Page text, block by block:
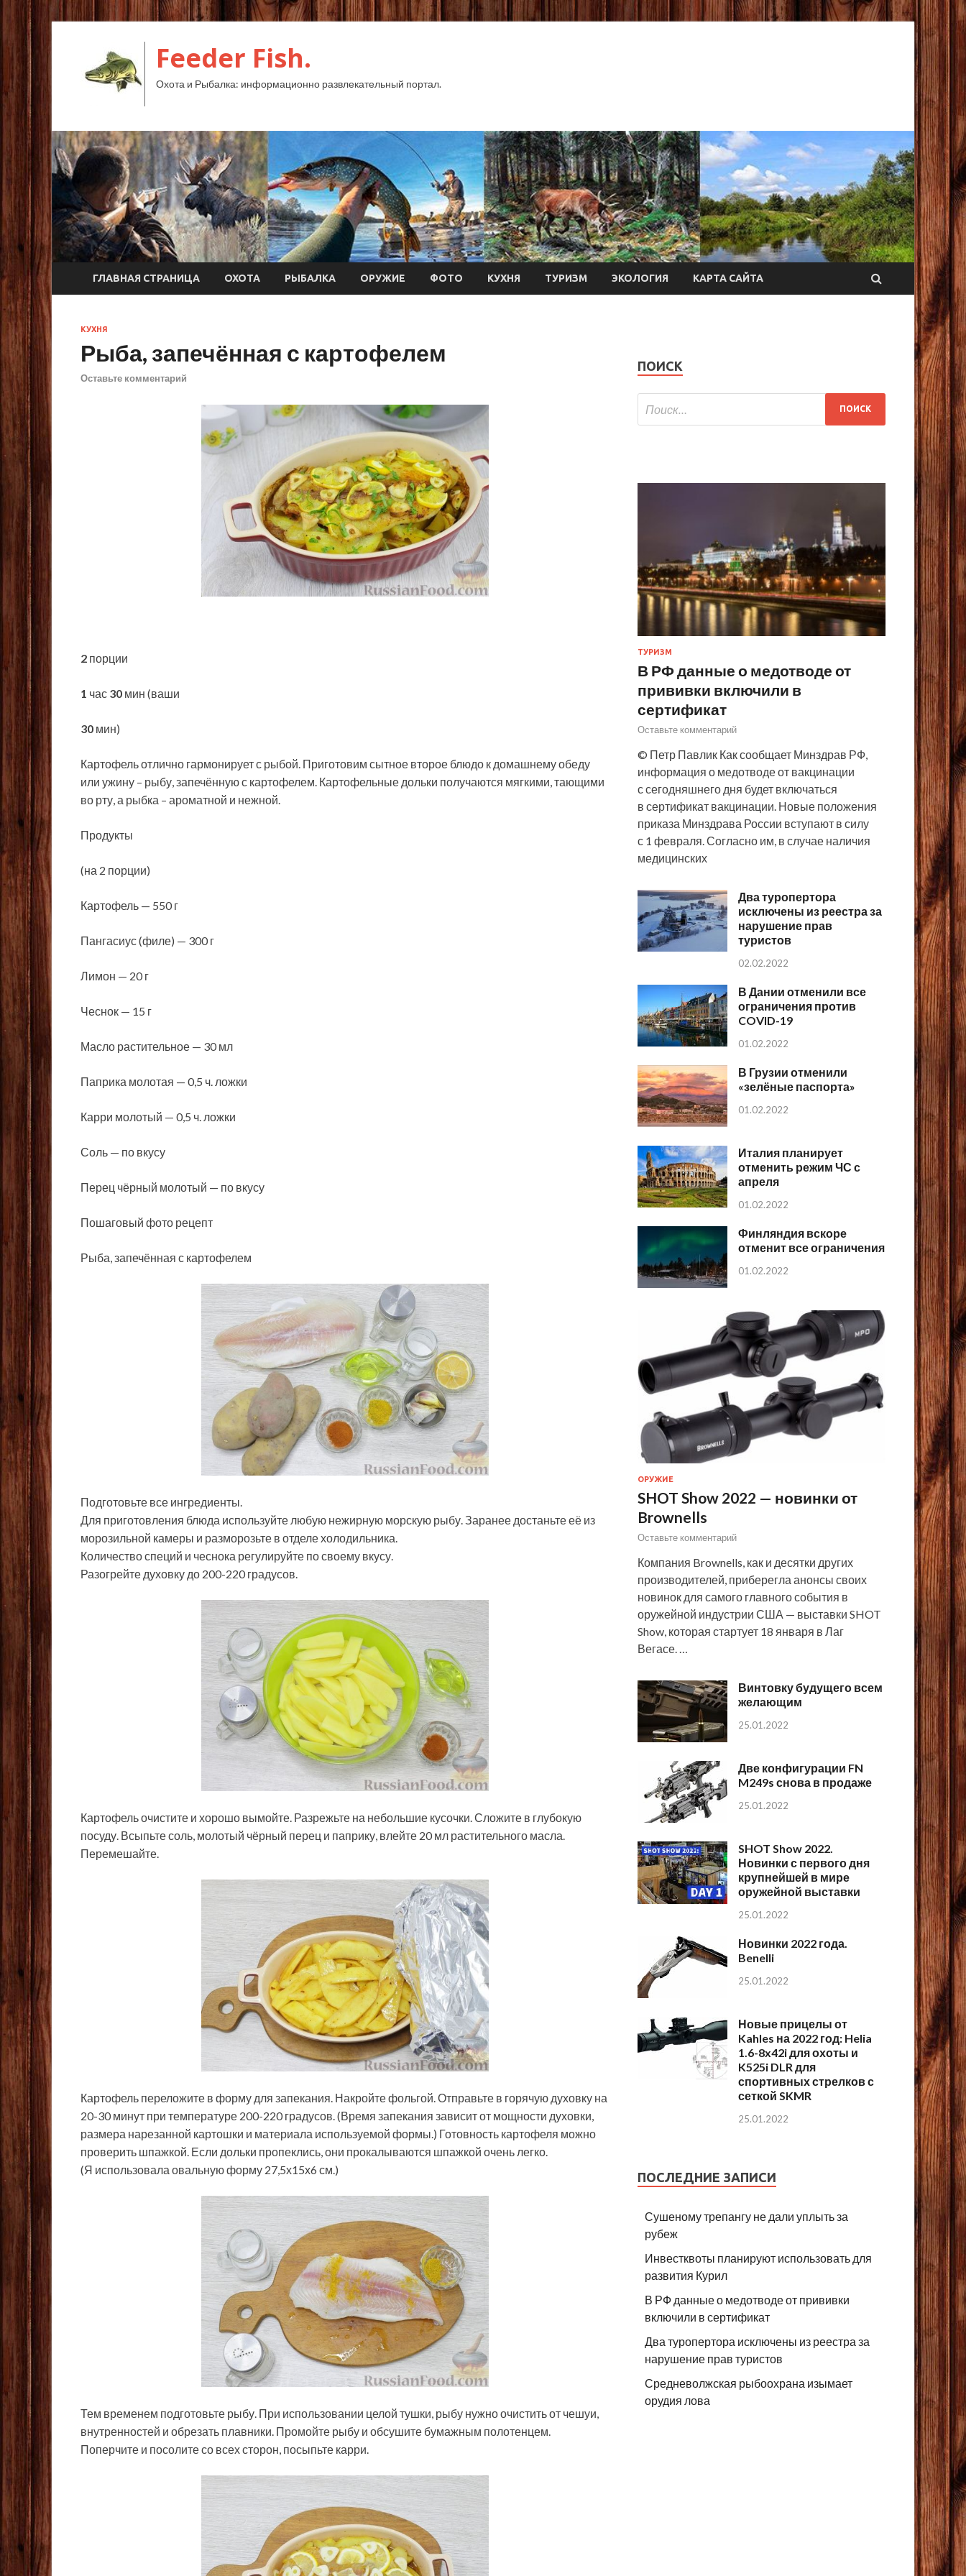
Feeder Fish.
Охота и Рыбалка: информационно развлекательный портал.
ГЛАВНАЯ СТРАНИЦА ОХОТА РЫБАЛКА ОРУЖИЕ ФОТО КУХНЯ ТУРИЗМ ЭКОЛОГИЯ КАРТА САЙТА
КУХНЯ
Рыба, запечённая с картофелем
Оставьте комментарий
2 порции
1 час 30 мин (ваши
30 мин)
Картофель отлично гармонирует с рыбой. Приготовим сытное второе блюдо к домашнему обеду
или ужину – рыбу, запечённую с картофелем. Картофельные дольки получаются мягкими, тающими
во рту, а рыбка – ароматной и нежной.
Продукты
(на 2 порции)
Картофель — 550 г
Пангасиус (филе) — 300 г
Лимон — 20 г
Чеснок — 15 г
Масло растительное — 30 мл
Паприка молотая — 0,5 ч. ложки
Карри молотый — 0,5 ч. ложки
Соль — по вкусу
Перец чёрный молотый — по вкусу
Пошаговый фото рецепт
Рыба, запечённая с картофелем
Подготовьте все ингредиенты.
Для приготовления блюда используйте любую нежирную морскую рыбу. Заранее достаньте её из
морозильной камеры и разморозьте в отделе холодильника.
Количество специй и чеснока регулируйте по своему вкусу.
Разогрейте духовку до 200-220 градусов.
Картофель очистите и хорошо вымойте. Разрежьте на небольшие кусочки. Сложите в глубокую
посуду. Всыпьте соль, молотый чёрный перец и паприку, влейте 20 мл растительного масла.
Перемешайте.
Картофель переложите в форму для запекания. Накройте фольгой. Отправьте в горячую духовку на
20-30 минут при температуре 200-220 градусов. (Время запекания зависит от мощности духовки,
размера нарезанной картошки и материала используемой формы.) Готовность картофеля можно
проверить шпажкой. Если дольки пропеклись, они прокалываются шпажкой очень легко.
(Я использовала овальную форму 27,5х15х6 см.)
Тем временем подготовьте рыбу. При использовании целой тушки, рыбу нужно очистить от чешуи,
внутренностей и обрезать плавники. Промойте рыбу и обсушите бумажным полотенцем.
Поперчите и посолите со всех сторон, посыпьте карри.
ПОИСК
ТУРИЗМ
В РФ данные о медотводе от
прививки включили в
сертификат
Оставьте комментарий
© Петр Павлик Как сообщает Минздрав РФ,
информация о медотводе от вакцинации
с сегодняшнего дня будет включаться
в сертификат вакцинации. Новые положения
приказа Минздрава России вступают в силу
с 1 февраля. Согласно им, в случае наличия
медицинских
Два туропертора
исключены из реестра за
нарушение прав
туристов
02.02.2022
В Дании отменили все
ограничения против
COVID-19
01.02.2022
В Грузии отменили
«зелёные паспорта»
01.02.2022
Италия планирует
отменить режим ЧС с
апреля
01.02.2022
Финляндия вскоре
отменит все ограничения
01.02.2022
ОРУЖИЕ
SHOT Show 2022 — новинки от
Brownells
Оставьте комментарий
Компания Brownells, как и десятки других
производителей, приберегла анонсы своих
новинок для самого главного события в
оружейной индустрии США — выставки SHOT
Show, которая стартует 18 января в Лаг
Вегасе. …
Винтовку будущего всем
желающим
25.01.2022
Две конфигурации FN
M249s снова в продаже
25.01.2022
SHOT Show 2022.
Новинки с первого дня
крупнейшей в мире
оружейной выставки
25.01.2022
Новинки 2022 года.
Benelli
25.01.2022
Новые прицелы от
Kahles на 2022 год: Helia
1.6-8x42i для охоты и
K525i DLR для
спортивных стрелков с
сеткой SKMR
25.01.2022
ПОСЛЕДНИЕ ЗАПИСИ
Сушеному трепангу не дали уплыть за
рубеж
Инвестквоты планируют использовать для
развития Курил
В РФ данные о медотводе от прививки
включили в сертификат
Два туропертора исключены из реестра за
нарушение прав туристов
Средневолжская рыбоохрана изымает
орудия лова